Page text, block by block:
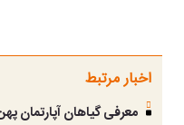
اخبار مرتبط
معرفی گیاهان آپارتمان